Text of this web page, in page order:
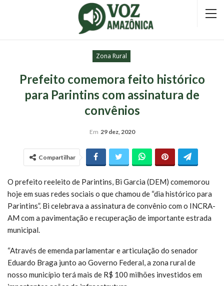
Zona Rural
Prefeito comemora feito histórico
para Parintins com assinatura de
convênios
Em 29 dez, 2020
Compartilhar
O prefeito reeleito de Parintins, Bi Garcia (DEM) comemorou
hoje em suas redes sociais o que chamou de “dia histórico para
Parintins”. Bi celebrava a assinatura de convênio com o INCRA-
AM com a pavimentação e recuperação de importante estrada
municipal.
“Através de emenda parlamentar e articulação do senador
Eduardo Braga junto ao Governo Federal, a zona rural de
nosso município terá mais de R$ 100 milhões investidos em